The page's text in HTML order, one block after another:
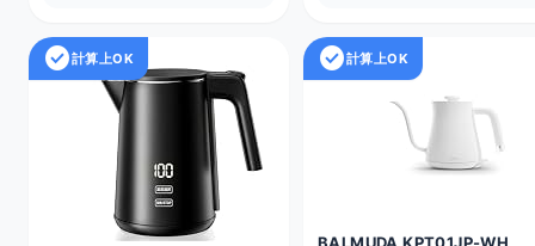
check_circle計算上OK check_circle計算上OK